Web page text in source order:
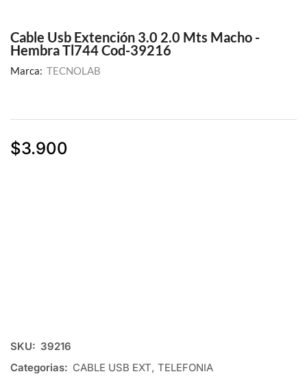
Cable Usb Extención 3.0 2.0 Mts Macho -
Hembra Tl744 Cod-39216
Marca: TECNOLAB
$3.900
SKU: 39216
Categorias: CABLE USB EXT, TELEFONIA